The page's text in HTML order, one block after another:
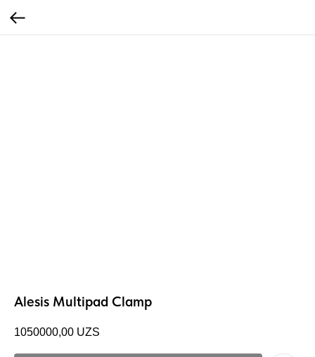
Alesis Multipad Clamp
1050000,00 UZS